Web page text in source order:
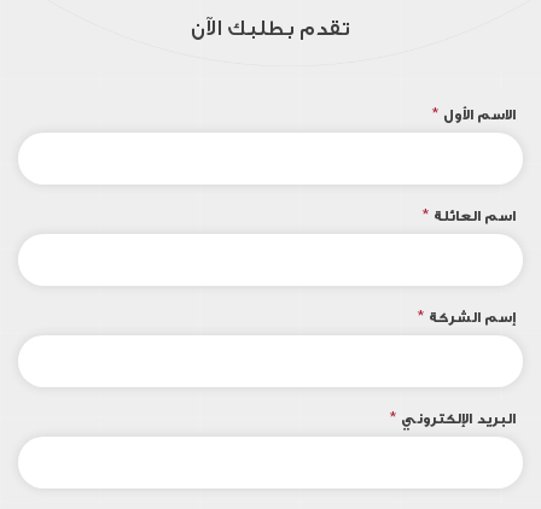
تقدم بطلبك الآن
الاسم الأول *
اسم العائلة *
إسم الشركة *
البريد الإلكتروني *